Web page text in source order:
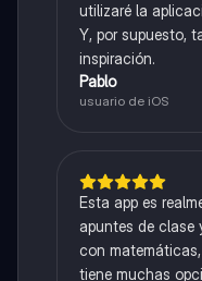
utilizaré la
Y, por supuesto,
inspiración.
Pablo
usuario de iOS
Esta app es
apuntes de clase
con
tiene muchas